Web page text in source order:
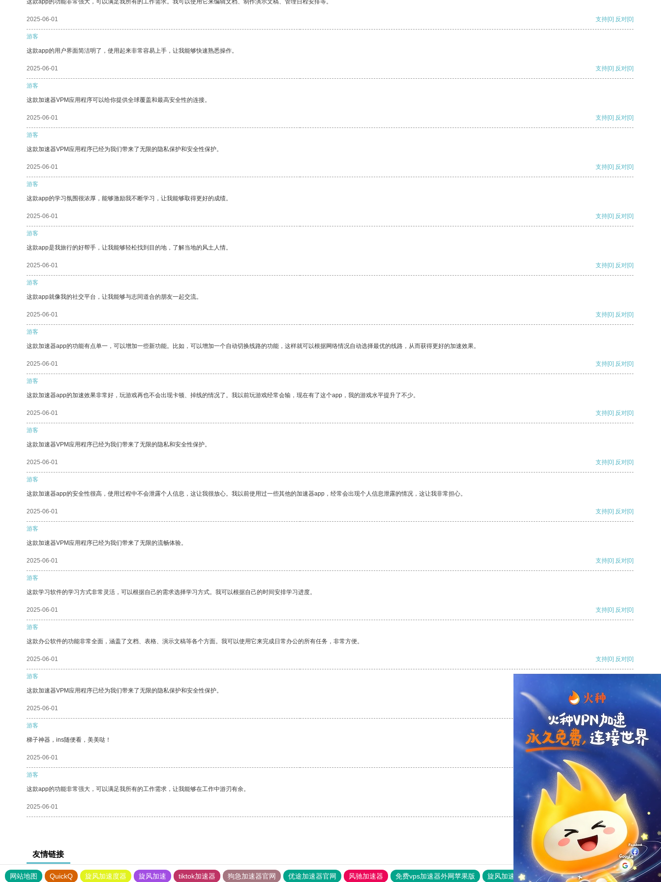
这款app的功能非常强大，可以满足我所有的工作需求。我可以使用它来编辑文档、制作演示文稿、管理日程安排等。
2025-06-01 支持[0] 反对[0]
游客
这款app的用户界面简洁明了，使用起来非常容易上手，让我能够快速熟悉操作。
2025-06-01 支持[0] 反对[0]
游客
这款加速器VPM应用程序可以给你提供全球覆盖和最高安全性的连接。
2025-06-01 支持[0] 反对[0]
游客
这款加速器VPM应用程序已经为我们带来了无限的隐私保护和安全性保护。
2025-06-01 支持[0] 反对[0]
游客
这款app的学习氛围很浓厚，能够激励我不断学习，让我能够取得更好的成绩。
2025-06-01 支持[0] 反对[0]
游客
这款app是我旅行的好帮手，让我能够轻松找到目的地，了解当地的风土人情。
2025-06-01 支持[0] 反对[0]
游客
这款app就像我的社交平台，让我能够与志同道合的朋友一起交流。
2025-06-01 支持[0] 反对[0]
游客
这款加速器app的功能有点单一，可以增加一些新功能。比如，可以增加一个自动切换线路的功能，这样就可以根据网络情况自动选择最优的线路，从而获得更好的加速效果。
2025-06-01 支持[0] 反对[0]
游客
这款加速器app的加速效果非常好，玩游戏再也不会出现卡顿、掉线的情况了。我以前玩游戏经常会输，现在有了这个app，我的游戏水平提升了不少。
2025-06-01 支持[0] 反对[0]
游客
这款加速器VPM应用程序已经为我们带来了无限的隐私和安全性保护。
2025-06-01 支持[0] 反对[0]
游客
这款加速器app的安全性很高，使用过程中不会泄露个人信息，这让我很放心。我以前使用过一些其他的加速器app，经常会出现个人信息泄露的情况，这让我非常担心。
2025-06-01 支持[0] 反对[0]
游客
这款加速器VPM应用程序已经为我们带来了无限的流畅体验。
2025-06-01 支持[0] 反对[0]
游客
这款学习软件的学习方式非常灵活，可以根据自己的需求选择学习方式。我可以根据自己的时间安排学习进度。
2025-06-01 支持[0] 反对[0]
游客
这款办公软件的功能非常全面，涵盖了文档、表格、演示文稿等各个方面。我可以使用它来完成日常办公的所有任务，非常方便。
2025-06-01 支持[0] 反对[0]
游客
这款加速器VPM应用程序已经为我们带来了无限的隐私保护和安全性保护。
2025-06-01
游客
梯子神器，ins随便看，美美哒！
2025-06-01 反对
游客
这款app的功能非常强大，可以满足我所有的工作需求，让我能够在工作中游刃有余。
2025-06-01 反对[0]
友情链接
网站地图 QuickQ 旋风加速度器 旋风加速 tiktok加速器 狗急加速器官网 优途加速器官网 风驰加速器 免费vps加速器外网苹果版 旋风加速度器 快连加速器